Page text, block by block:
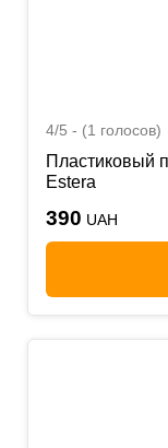
4/5 - (1 голосов)
Пластиковый
Estera
390 UAH